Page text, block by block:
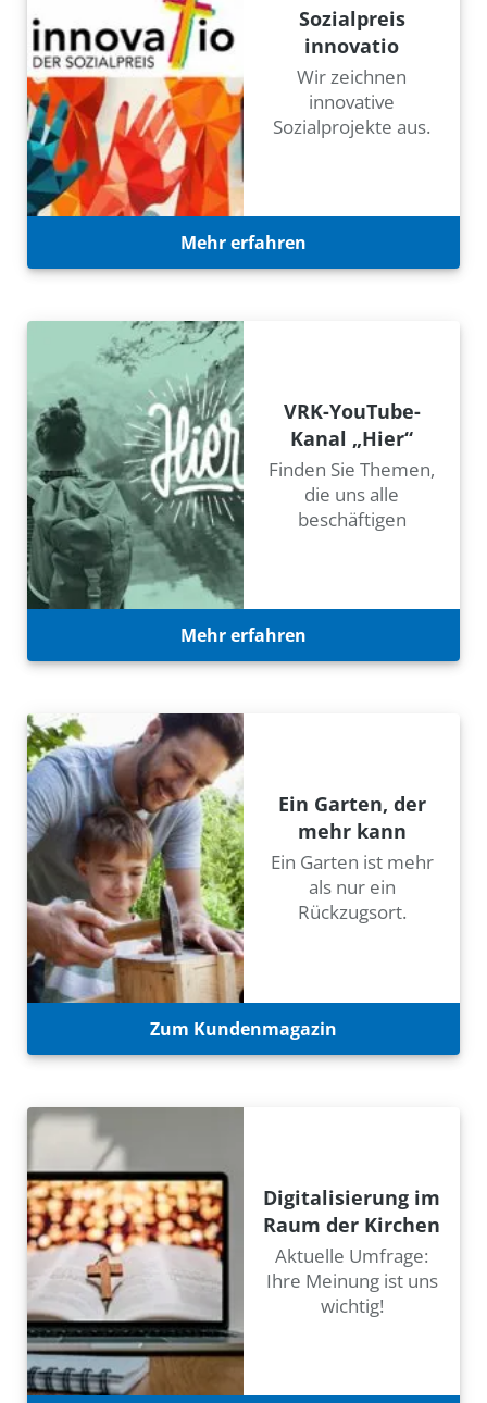
Sozialpreis
innovatio
Wir zeichnen
innovative
Sozialprojekte aus.
Mehr erfahren
VRK-YouTube-
Kanal „Hier“
Finden Sie Themen,
die uns alle
beschäftigen
Mehr erfahren
Ein Garten, der
mehr kann
Ein Garten ist mehr
als nur ein
Rückzugsort.
Zum Kundenmagazin
Digitalisierung im
Raum der Kirchen
Aktuelle Umfrage:
Ihre Meinung ist uns
wichtig!